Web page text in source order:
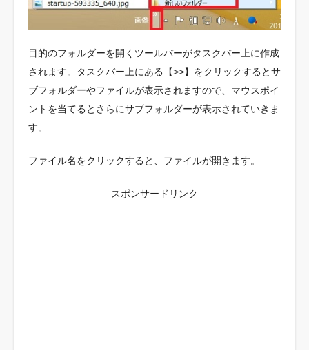
目的のフォルダーを開くツールバーがタスクバー上に作成
されます。タスクバー上にある【>>】をクリックするとサ
ブフォルダーやファイルが表示されますので、マウスポイ
ントを当てるとさらにサブフォルダーが表示されていきま
す。
ファイル名をクリックすると、ファイルが開きます。
スポンサードリンク